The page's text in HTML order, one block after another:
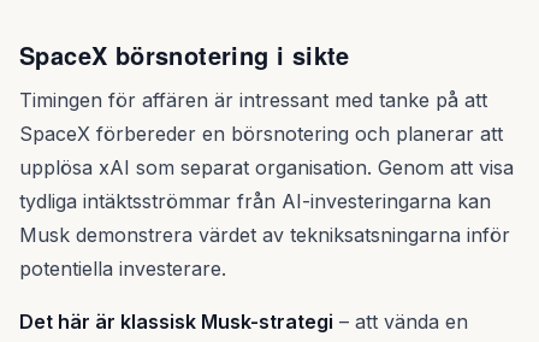
SpaceX börsnotering i sikte
Timingen för affären är intressant med tanke på att
SpaceX förbereder en börsnotering och planerar att
upplösa xAI som separat organisation. Genom att visa
tydliga intäktsströmmar från AI-investeringarna kan
Musk demonstrera värdet av tekniksatsningarna inför
potentiella investerare.
Det här är klassisk Musk-strategi – att vända en